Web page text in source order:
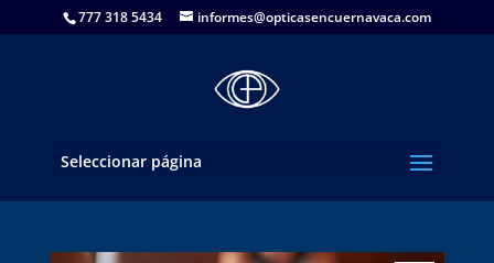
777 318 5434 informes@opticasencuernavaca.com
Seleccionar página